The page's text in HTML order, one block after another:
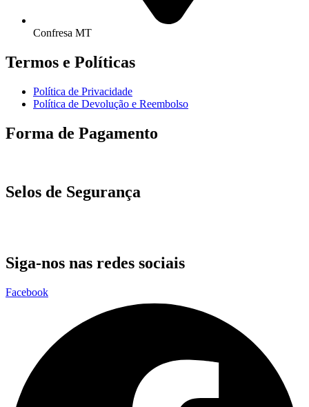
Confresa MT
Termos e Políticas
Política de Privacidade
Política de Devolução e Reembolso
Forma de Pagamento
Selos de Segurança
Siga-nos nas redes sociais
Facebook